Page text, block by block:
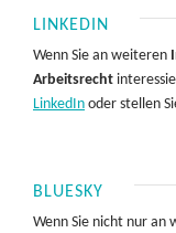
LINKEDIN
Wenn Sie an weiteren
Arbeitsrecht
LinkedIn oder stellen
BLUESKY
Wenn Sie nicht nur an